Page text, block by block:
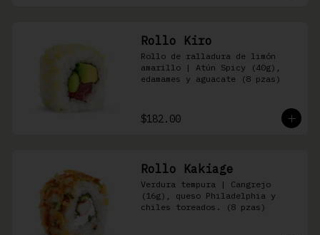
Rollo Kiro
Rollo de ralladura de limón
amarillo | Atún Spicy (40g),
edamames y aguacate (8 pzas)
$182.00
Rollo Kakiage
Verdura tempura | Cangrejo
(16g), queso Philadelphia y
chiles toreados. (8 pzas)